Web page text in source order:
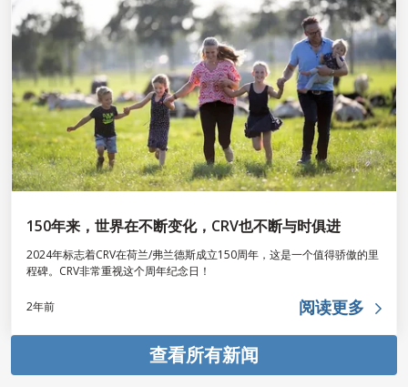
150年来，世界在不断变化，CRV也不断与时俱进
2024年标志着CRV在荷兰/弗兰德斯成立150周年，这是一个值得骄傲的里
程碑。CRV非常重视这个周年纪念日！
2年前 阅读更多
查看所有新闻